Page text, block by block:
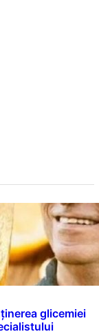
glicemiei